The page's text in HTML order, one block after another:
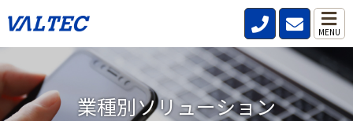
MENU
業種別ソリューション